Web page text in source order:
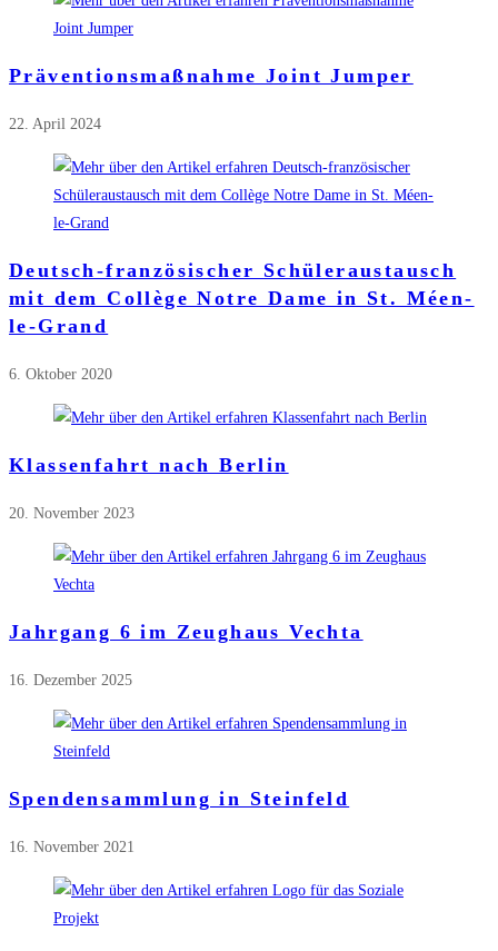
Präventionsmaßnahme Joint Jumper
22. April 2024
Deutsch-französischer Schüleraustausch
mit dem Collège Notre Dame in St. Méen-
le-Grand
6. Oktober 2020
Klassenfahrt nach Berlin
20. November 2023
Jahrgang 6 im Zeughaus Vechta
16. Dezember 2025
Spendensammlung in Steinfeld
16. November 2021